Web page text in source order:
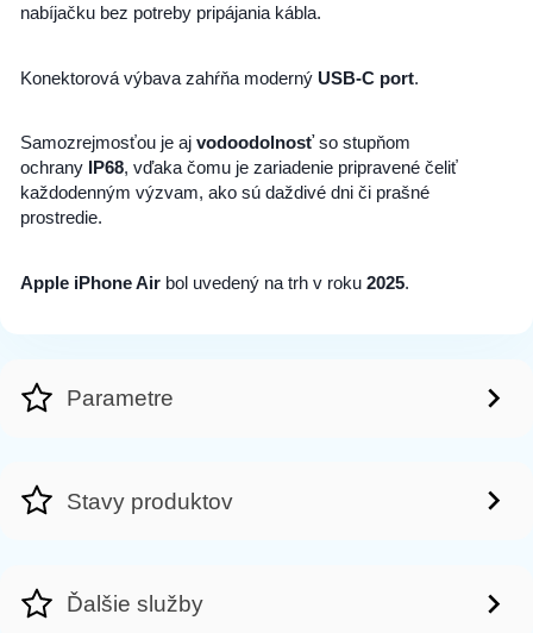
nabíjačku bez potreby pripájania kábla.
Konektorová výbava zahŕňa moderný USB-C port.
Samozrejmosťou je aj vodoodolnosťso stupňom
ochrany IP68, vďaka čomu je zariadenie pripravené čeliť
každodenným výzvam, ako sú daždivé dni či prašné
prostredie.
Apple iPhone Airbol uvedený na trh v roku 2025.
Parametre
Stavy produktov
Ďalšie služby